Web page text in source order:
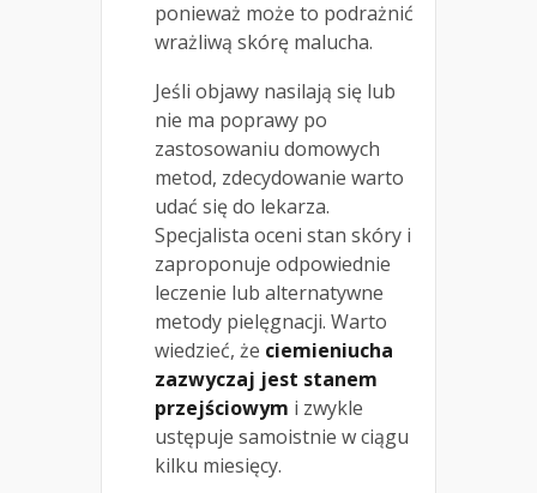
ponieważ może to podrażnić
wrażliwą skórę malucha.
Jeśli objawy nasilają się lub
nie ma poprawy po
zastosowaniu domowych
metod, zdecydowanie warto
udać się do lekarza.
Specjalista oceni stan skóry i
zaproponuje odpowiednie
leczenie lub alternatywne
metody pielęgnacji. Warto
wiedzieć, że ciemieniucha
zazwyczaj jest stanem
przejściowym i zwykle
ustępuje samoistnie w ciągu
kilku miesięcy.